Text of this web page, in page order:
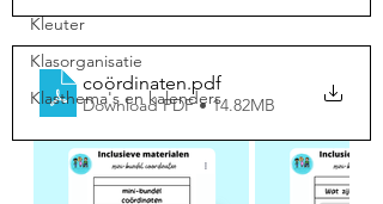
Kleuter
Klasorganisatie
Klasthema's en kalenders
coördinaten.pdf
Download PDF • 14.82MB